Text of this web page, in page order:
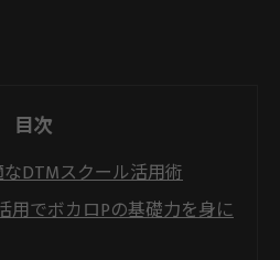
目次
DTMスクール活用術
用でボカロPの基礎力を身に